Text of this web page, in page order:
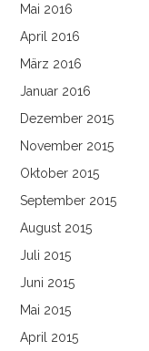
Mai 2016
April 2016
März 2016
Januar 2016
Dezember 2015
November 2015
Oktober 2015
September 2015
August 2015
Juli 2015
Juni 2015
Mai 2015
April 2015